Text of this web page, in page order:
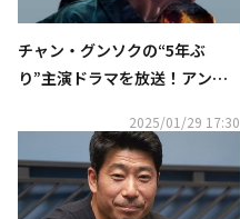
チャン・グンソクの“5年ぶ
り”主演ドラマを放送！アン・
ィングも…2月のホームドラマ
チャンネルに注目
2025/01/29 17:30